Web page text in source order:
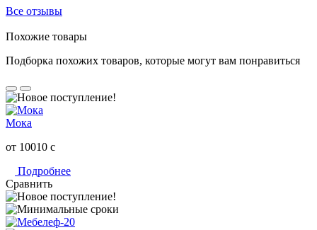
Все отзывы
Похожие товары
Подборка похожих товаров, которые могут вам понравиться
Мока
от 10010 c
Подробнее
Сравнить